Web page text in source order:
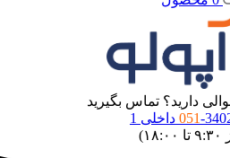
دارید؟ تماس بگیرید
051داخلی 1